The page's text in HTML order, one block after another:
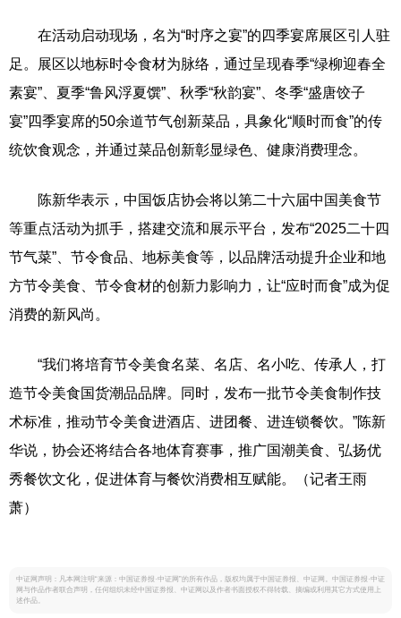
在活动启动现场，名为“时序之宴”的四季宴席展区引人驻
足。展区以地标时令食材为脉络，通过呈现春季“绿柳迎春全
素宴”、夏季“鲁风浮夏馔”、秋季“秋韵宴”、冬季“盛唐饺子
宴”四季宴席的50余道节气创新菜品，具象化“顺时而食”的传
统饮食观念，并通过菜品创新彰显绿色、健康消费理念。
陈新华表示，中国饭店协会将以第二十六届中国美食节
等重点活动为抓手，搭建交流和展示平台，发布“2025二十四
节气菜”、节令食品、地标美食等，以品牌活动提升企业和地
方节令美食、节令食材的创新力影响力，让“应时而食”成为促
消费的新风尚。
“我们将培育节令美食名菜、名店、名小吃、传承人，打
造节令美食国货潮品品牌。同时，发布一批节令美食制作技
术标准，推动节令美食进酒店、进团餐、进连锁餐饮。”陈新
华说，协会还将结合各地体育赛事，推广国潮美食、弘扬优
秀餐饮文化，促进体育与餐饮消费相互赋能。（记者王雨
萧）
中证网声明：凡本网注明“来源：中国证券报·中证网”的所有作品，版权均属于中国证券报、中证网。中国证券报·中证
网与作品作者联合声明，任何组织未经中国证券报、中证网以及作者书面授权不得转载、摘编或利用其它方式使用上
述作品。